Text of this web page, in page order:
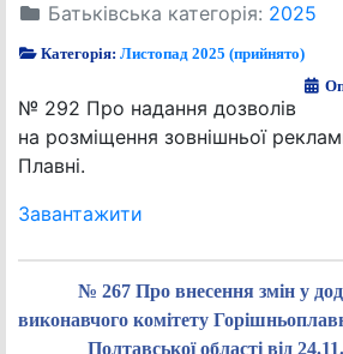
Батьківська категорія: 2025
Категорія:Листопад 2025 (прийнято)
№ 292 Про надання дозволів
на розміщення зовнішньої
Плавні.
Завантажити
№ 267 Про внесення змін у
виконавчого комітету
Полтавської області від